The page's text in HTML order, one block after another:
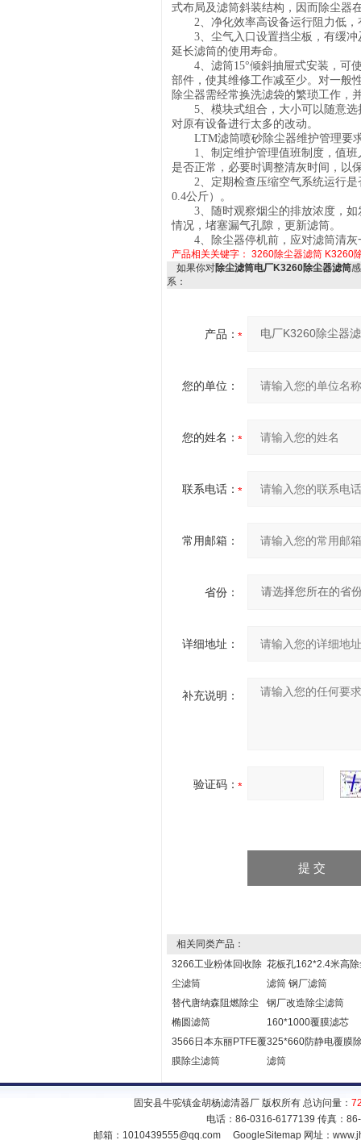
式布局及滤筒斜装结构，因而除尘器
2、净化效率高设备运行阻力低，
3、尘气入口设置挡尘板，有缓冲
延长滤筒的使用寿命。
4、滤筒15°倾斜抽屉式安装，可
部件，使其维修工作减至少。对一般
除尘器需经常换洗滤袋的繁琐工作，
5、模块式组合，大小可以随意选
对原有设备进行太多的改动。
LTM滤筒喷砂除尘器维护管理要
1、制定维护管理值班制度，值班
是否正常，必要时调整清灰时间，以
2、定期检查压缩空气系统运行是
0.4公斤）。
3、随时观察烟尘的排放浓度，如
情况，堵塞漏气孔隙，更新滤筒。
4、除尘器停机前，应对滤筒清灰
产品相关关键字： 3260除尘器滤筒 K3260
如果你对除尘滤筒电厂K3260除尘器滤筒
系：
产品：
您的单位：
您的姓名：
联系电话：
常用邮箱：
省份：
详细地址：
补充说明：
验证码：
相关同类产品：
3266工业粉体回收除
尘滤筒
花板孔162*2.4米高除
滤筒 钢厂滤筒
替代唐纳森阻燃除尘
椭圆滤筒
钢厂改造除尘滤筒
160*1000覆膜滤芯
3566日本东丽PTFE覆
膜除尘滤筒
325*660防静电覆膜
滤筒
固安县牛驼镇金胡杨滤清器厂 版权所有 总访问量：
电话：86-0316-6177139 传真：
邮箱： 1010439555@qq.com GoogleSitemap网址：